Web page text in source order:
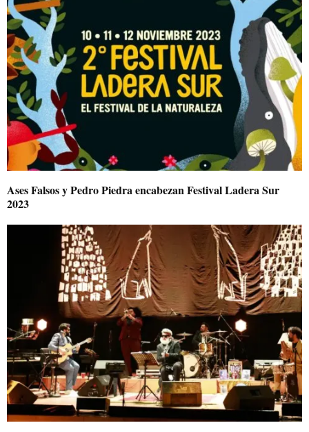
Ases Falsos y Pedro Piedra encabezan Festival Ladera Sur
2023